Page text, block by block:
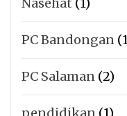
PC Bandongan
PC Salaman (2)